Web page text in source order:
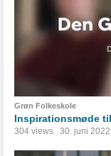
Grøn Folkeskole
Inspirationsmøde
304 views 30. juni 2022